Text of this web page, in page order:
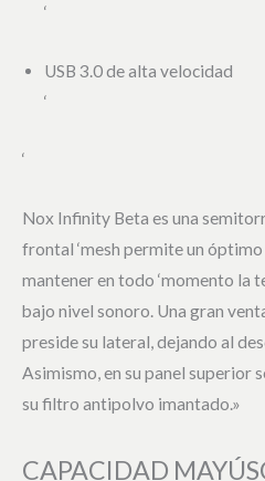
‘
USB 3.0 de alta velocidad
‘
‘
Nox Infinity Beta es una
frontal ‘mesh permite un
mantener en todo ‘momento la
bajo nivel sonoro. Una gran
preside su lateral, dejando al
Asimismo, en su panel superior
su filtro antipolvo imantado.»
CAPACIDAD